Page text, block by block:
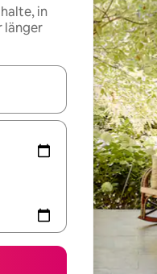
in
länger
mit den Pfeiltasten nach